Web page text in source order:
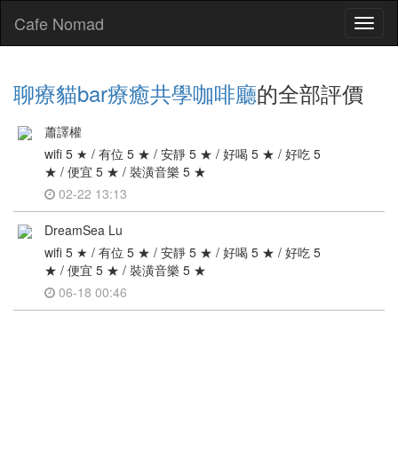
Cafe Nomad
聊療貓bar療癒共學咖啡廳的全部評價
蕭譯權
wifi 5 ★ / 有位 5 ★ / 安靜 5 ★ / 好喝 5 ★ / 好吃 5
★ / 便宜 5 ★ / 裝潢音樂 5 ★
02-22 13:13
DreamSea Lu
wifi 5 ★ / 有位 5 ★ / 安靜 5 ★ / 好喝 5 ★ / 好吃 5
★ / 便宜 5 ★ / 裝潢音樂 5 ★
06-18 00:46